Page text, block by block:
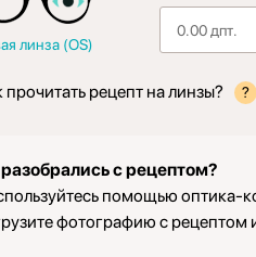
линза (OS)
прочитать рецепт на линзы? ?
с рецептом?
помощью оптика-
фотографию с рецептом